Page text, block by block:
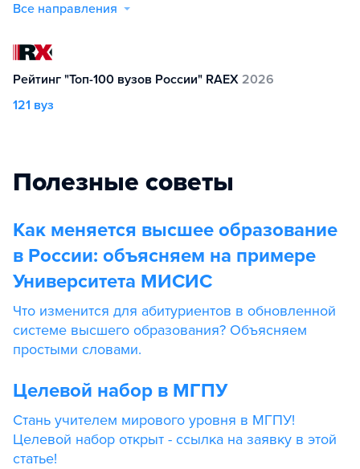
Все направления
Рейтинг "Топ-100 вузов России" RAEX 2026
121 вуз
Полезные советы
Как меняется высшее образование
в России: объясняем на примере
Университета МИСИС
Что изменится для абитуриентов в обновленной
системе высшего образования? Объясняем
простыми словами.
Целевой набор в МГПУ
Стань учителем мирового уровня в МГПУ!
Целевой набор открыт - ссылка на заявку в этой
статье!